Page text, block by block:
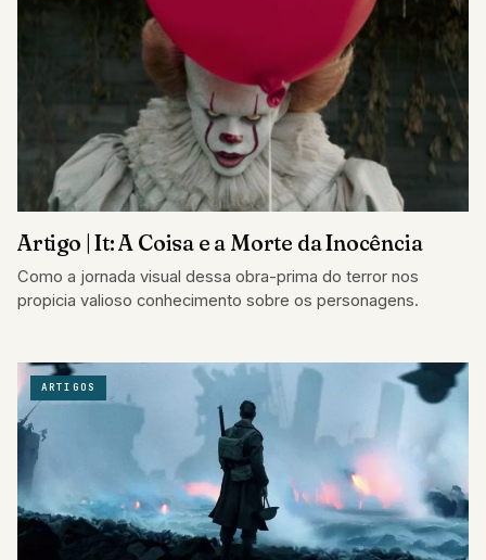
Artigo | It: A Coisa e a Morte da Inocência
Como a jornada visual dessa obra-prima do terror nos
propicia valioso conhecimento sobre os personagens.
ARTIGOS